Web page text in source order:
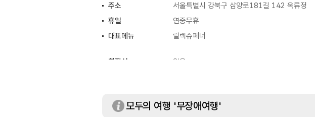
주소
서울특별시 강북구 삼양로181길 142 옥류정
휴일
연중무휴
대표메뉴
릴렉슈페너
화장실
있음
모두의 여행 '무장애여행'